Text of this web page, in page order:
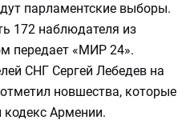
парламентские выборы.
172 наблюдателя из
передает «МИР 24».
СНГ Сергей Лебедев на
новшества, которые
кодекс Армении.